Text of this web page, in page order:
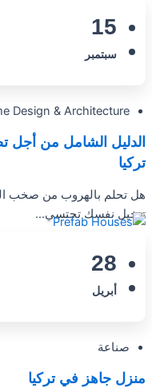
15
سبتمبر
Design & Architecture
الدليل الشامل من
تركيا
هل تحلم بالهروب من صخب
تتخيل نفسك تحتسي...
28
أبريل
صناعة
منزل جاهز في تركيا